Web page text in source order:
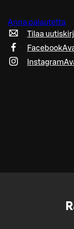
Anna palautetta
Tilaa
Facebook
Instagram